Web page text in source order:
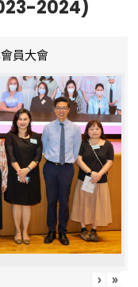
2024)
員大會
› »